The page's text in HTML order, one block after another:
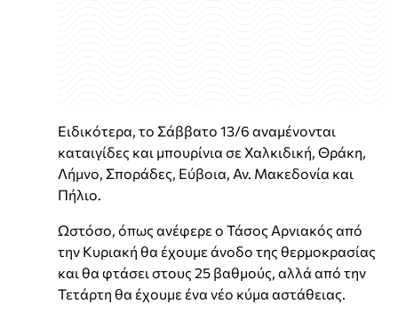
Ειδικότερα, το Σάββατο 13/6 αναμένονται
καταιγίδες και μπουρίνια σε Χαλκιδική, Θράκη,
Λήμνο, Σποράδες, Εύβοια, Αν. Μακεδονία και
Πήλιο.
Ωστόσο, όπως ανέφερε ο Τάσος Αρνιακός από
την Κυριακή θα έχουμε άνοδο της θερμοκρασίας
και θα φτάσει στους 25 βαθμούς, αλλά από την
Τετάρτη θα έχουμε ένα νέο κύμα αστάθειας.